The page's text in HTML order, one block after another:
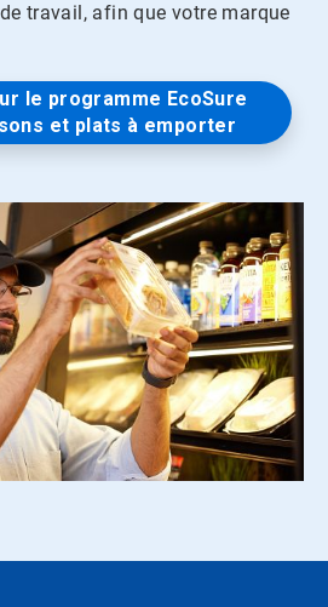
travail, afin que votre marque
le programme EcoSure
et plats à emporter